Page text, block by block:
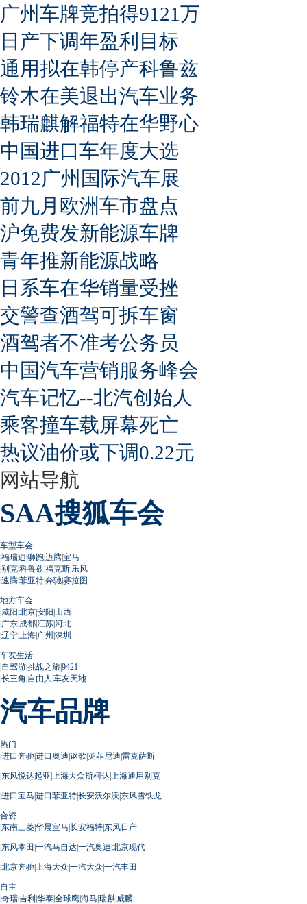
广州车牌竞拍得9121万
日产下调年盈利目标
通用拟在韩停产科鲁兹
铃木在美退出汽车业务
韩瑞麒解福特在华野心
中国进口车年度大选
2012广州国际汽车展
前九月欧洲车市盘点
沪免费发新能源车牌
青年推新能源战略
日系车在华销量受挫
交警查酒驾可拆车窗
酒驾者不准考公务员
中国汽车营销服务峰会
汽车记忆--北汽创始人
乘客撞车载屏幕死亡
热议油价或下调0.22元
网站导航
SAA搜狐车会
车型车会
|福瑞迪|狮跑|迈腾|宝马
|别克|科鲁兹|福克斯|乐风
|速腾|菲亚特|奔驰|赛拉图
地方车会
|咸阳|北京|安阳|山西
|广东|成都|江苏|河北
|辽宁| 上海|广州 |深圳
车友生活
|自驾游|挑战之旅|9421
|长三角 |自由人 |车友天地
汽车品牌
热门
|进口奔驰|进口奥迪|讴歌|英菲尼迪|雷克萨斯
|东风悦达起亚| 上海大众斯柯达| 上海通用别克
|进口宝马|进口菲亚特|长安沃尔沃|东风雪铁龙
合资
|东南三菱|华晨宝马|长安福特|东风日产
|东风本田 |一汽马自达|一汽奥迪|北京现代
|北京奔驰| 上海大众|一汽大众|一汽丰田
自主
|奇瑞|吉利|华泰|全球鹰|海马|瑞麒|威麟